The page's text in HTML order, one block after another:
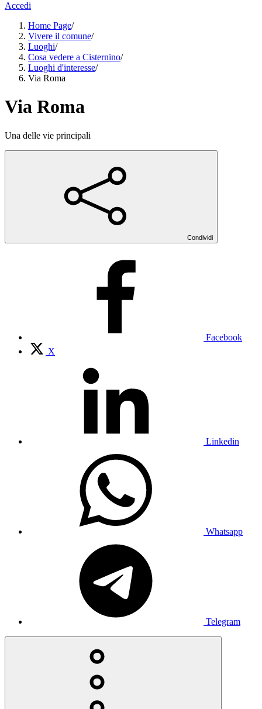
Accedi
Home Page/
Vivere il comune/
Luoghi/
Cosa vedere a Cisternino/
Luoghi d'interesse/
Via Roma
Via Roma
Una delle vie principali
Condividi
Facebook
X
Linkedin
Whatsapp
Telegram